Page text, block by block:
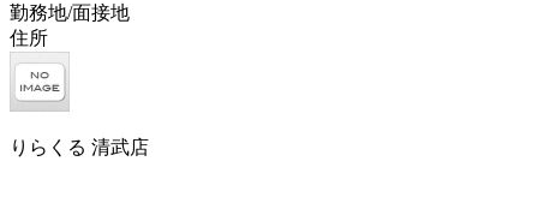
勤務地/面接地
住所
りらくる 清武店